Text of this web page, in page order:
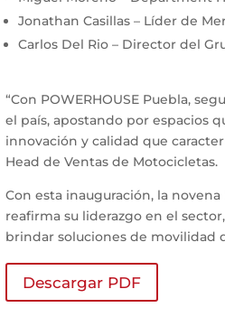
Jonathan Casillas – Líder de
Carlos Del Rio – Director del
“Con POWERHOUSE Puebla,
el país, apostando por espacios
innovación y calidad que
Head de Ventas de Motocicletas.
Con esta inauguración, la
reafirma su liderazgo en el
brindar soluciones de movilidad
Descargar PDF